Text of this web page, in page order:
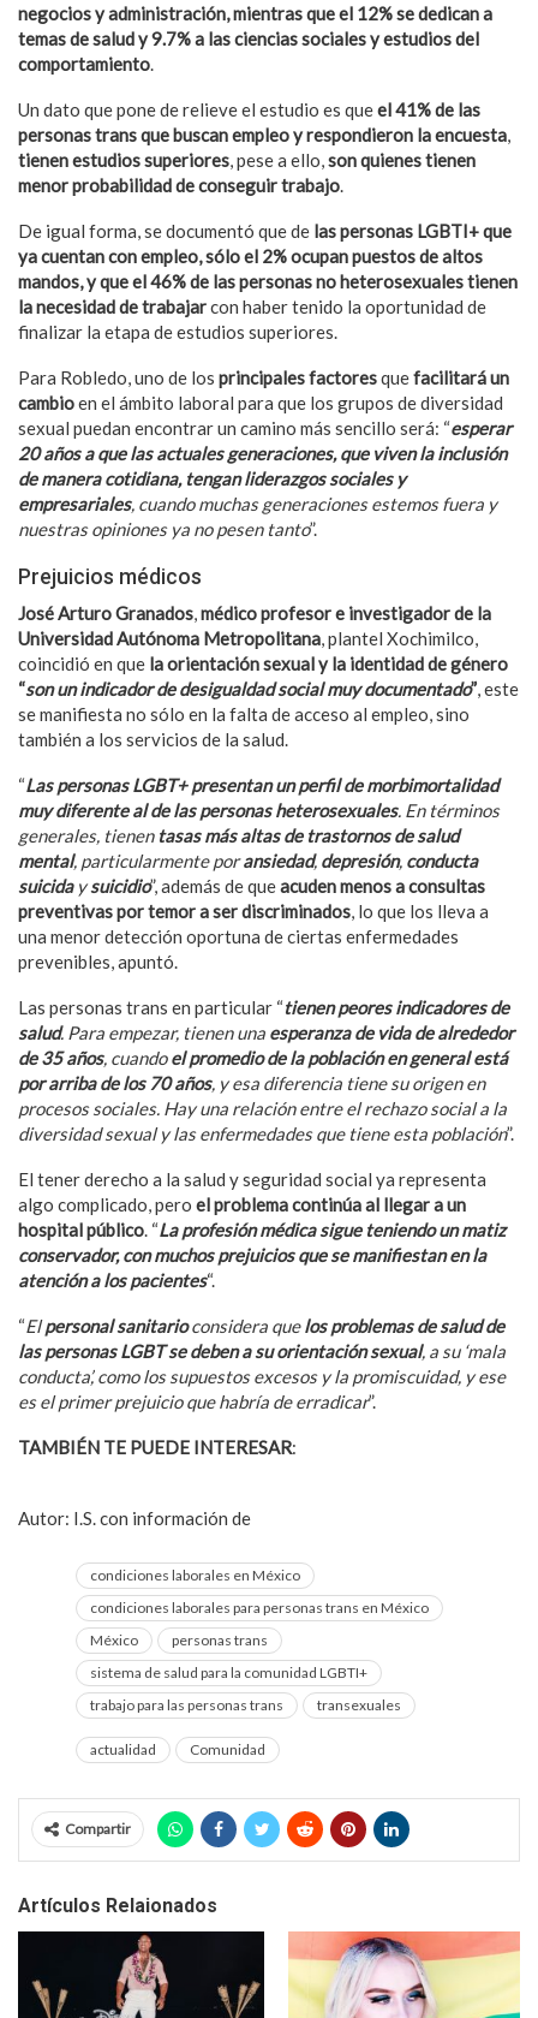
negocios y administración, mientras que el 12% se dedican a
temas de salud y 9.7% a las ciencias sociales y estudios del
comportamiento.
Un dato que pone de relieve el estudio es queel 41% de las
personas trans que buscan empleo y respondieron la encuesta,
tienen estudios superiores, pese a ello,son quienes tienen
menor probabilidad de conseguir trabajo.
De igual forma, se documentó que de las personas LGBTI+ que
ya cuentan con empleo, sólo el 2% ocupan puestos de altos
mandos, y que el 46% de las personas no heterosexuales tienen
la necesidad de trabajarcon haber tenido la oportunidad de
finalizar la etapa de estudios superiores.
Para Robledo, uno de los principales factoresquefacilitará un
cambioen el ámbito laboral para que los grupos de diversidad
sexual puedan encontrar un camino más sencillo será: “esperar
20 años a que las actuales generaciones, que viven la inclusión
de manera cotidiana, tengan liderazgos sociales y
empresariales, cuando muchas generaciones estemos fuera y
nuestras opiniones ya no pesen tanto”.
Prejuicios médicos
José Arturo Granados,médico profesor e investigador de la
Universidad Autónoma Metropolitana, plantel Xochimilco,
coincidió en que la orientación sexual y la identidad de género
“son un indicador de desigualdad social muy documentado”, este
se manifiesta no sólo en la falta de acceso al empleo, sino
también a los servicios de la salud.
“Las personas LGBT+ presentan un perfil de morbimortalidad
muy diferente al de las personas heterosexuales. En términos
generales, tienen tasas más altas de trastornos de salud
mental, particularmente poransiedad, depresión, conducta
suicida ysuicidio”, además de queacuden menos a consultas
preventivas por temor a ser discriminados, lo que los lleva a
una menor detección oportuna de ciertas enfermedades
prevenibles, apuntó.
Las personas trans en particular “tienen peores indicadores de
salud. Para empezar, tienen una esperanza de vida de alrededor
de 35 años, cuandoel promedio de la población en general está
por arriba de los 70 años, y esa diferencia tiene su origen en
procesos sociales. Hay una relación entre el rechazo social a la
diversidad sexual y las enfermedades que tiene esta población”.
El tener derecho a la salud y seguridad social ya representa
algo complicado, pero el problema continúa al llegar a un
hospital público. “La profesión médica sigue teniendo un matiz
conservador, con muchos prejuicios que se manifiestan en la
atención a los pacientes“.
“Elpersonal sanitarioconsidera quelos problemas de salud de
las personas LGBT se deben a su orientación sexual, a su ‘mala
conducta’, como los supuestos excesos y la promiscuidad, y ese
es el primer prejuicio que habría de erradicar”.
TAMBIÉN TE PUEDE INTERESAR:
Autor: I.S. con información de
condiciones laborales en México
condiciones laborales para personas trans en México
México
personas trans
sistema de salud para la comunidad LGBTI+
trabajo para las personas trans
transexuales
actualidad Comunidad
Compartir
Artículos Relaionados